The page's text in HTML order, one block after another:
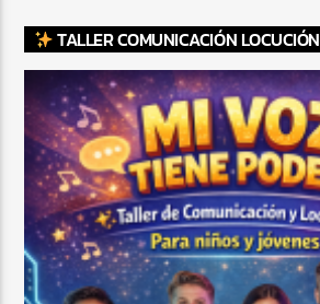
TALLER COMUNICACIÓN LOCUCIÓN